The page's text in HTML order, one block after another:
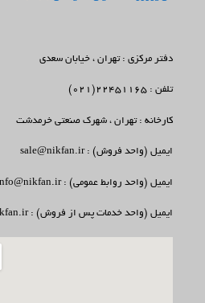
دفتر مرکزی : تهران ، خیابان سعدی
تلفن : 22451165(021)
کارخانه : تهران ، شهرک صنعتی خرمدشت
ایمیل (واحد فروش) : sale@nikfan.ir
ایمیل (واحد روابط عمومی) : info@nikfan.ir
ایمیل (واحد خدمات پس از فروش) : support@nikfan.ir